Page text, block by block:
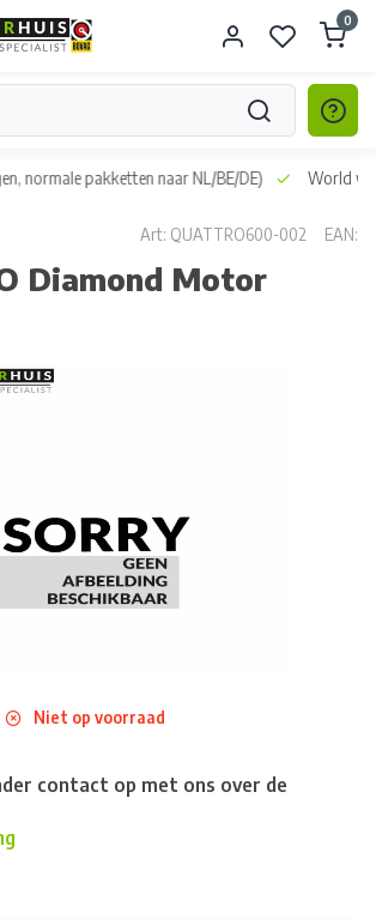
0
normale pakketten naar NL/BE/DE) World
Art: QUATTRO600-002 EAN:
Diamond Motor
Niet op voorraad
contact op met ons over de